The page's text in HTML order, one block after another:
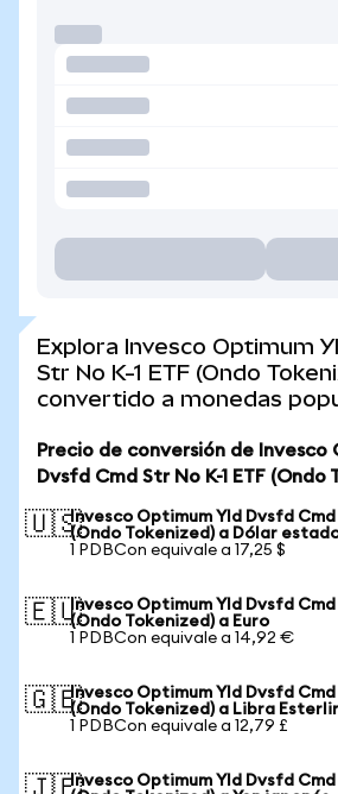
Explora Invesco Optimum
Str No K-1 ETF (Ondo
convertido a monedas
Precio de conversión de Invesco
Dvsfd Cmd Str No K-1 ETF (Ondo
🇺🇸Invesco Optimum Yld Dvsfd Cmd
(Ondo Tokenized) a Dólar
1 PDBCon equivale a 17,25 $
🇪🇺Invesco Optimum Yld Dvsfd Cmd
(Ondo Tokenized) a Euro
1 PDBCon equivale a 14,92 €
🇬🇧Invesco Optimum Yld Dvsfd Cmd
(Ondo Tokenized) a Libra
1 PDBCon equivale a 12,79 £
Invesco Optimum Yld Dvsfd Cmd